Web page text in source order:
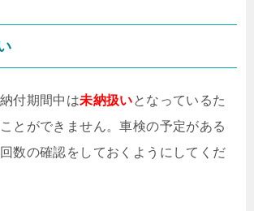
付期間中は未納扱いとなっているた
とができません。車検の予定がある
数の確認をしておくようにしてくだ